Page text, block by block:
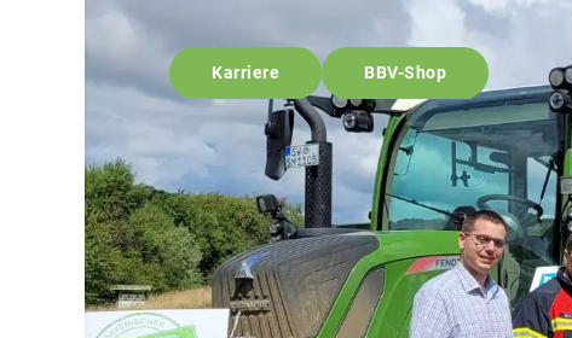
Karriere BBV-Shop